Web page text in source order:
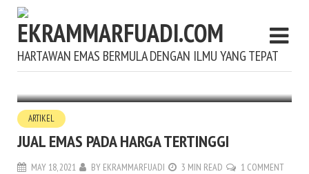
HARTAWAN EMAS BERMULA DENGAN ILMU YANG TEPAT
ARTIKEL
JUAL EMAS PADA HARGA TERTINGGI
MAY 18, 2021 BY EKRAMMARFUADI 3 MIN READ 1 COMMENT